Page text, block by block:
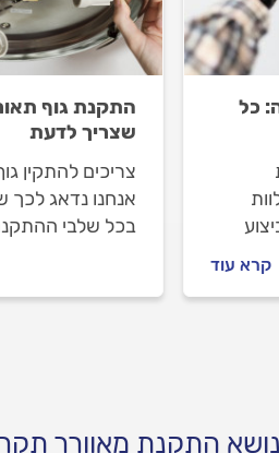
כל
קרא עוד
התקנת גוף
שצריך לדעת
צריכים להתקין
אנחנו נדאג לכך
בכל שלבי
העבודה, על מה
וכמה עולה
התקנת מאוורר